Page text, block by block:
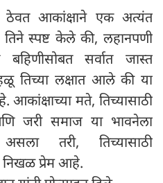
आकांक्षाने एक अत्यंत
तिने स्पष्ट केले की, लहानपणी
सर्वात जास्त
तिच्या लक्षात आले की या
मते, तिच्यासाठी
जरी समाज या भावनेला
तरी, तिच्यासाठी
निखळ प्रेम आहे.